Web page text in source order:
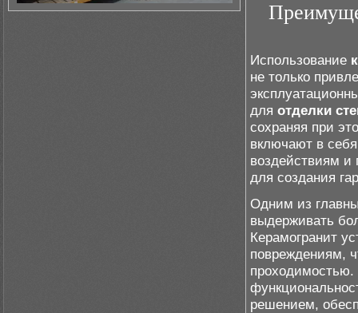
Использование
не только
для отделки
сохраняя при
включают в
воздействиям и
для создания
Одним из
выдерживать
Керамогранит
повреждениям,
проходимостью.
решением,